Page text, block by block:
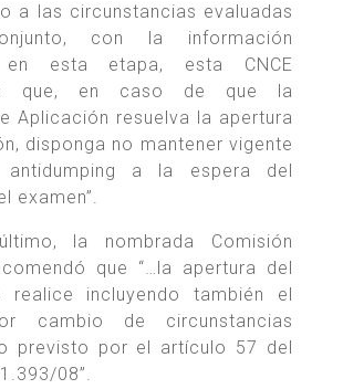
a las circunstancias evaluadas
con la información
en esta etapa, esta CNCE
que, en caso de que la
Aplicación resuelva la apertura
disponga no mantener vigente
antidumping a la espera del
examen”.
la nombrada Comisión
que “…la apertura del
realice incluyendo también el
cambio de circunstancias
previsto por el artículo 57 del
08”.